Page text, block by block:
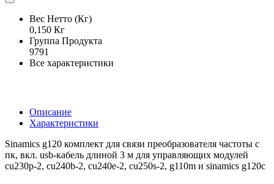
Вес Нетто (Кг)
0,150 Кг
Группа Продукта
9791
Все характеристики
Описание
Характеристики
Sinamics g120 комплект для связи преобразователя частоты с
пк, вкл. usb-кабель длиной 3 м для управляющих модулей
cu230p-2, cu240b-2, cu240e-2, cu250s-2, g110m и sinamics g120c